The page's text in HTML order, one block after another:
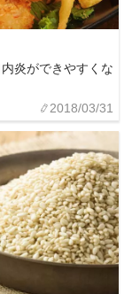
炎ができやすくな
2018/03/31